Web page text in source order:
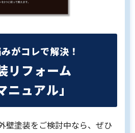
がコレで解決！
リフォーム
ニュアル」
壁塗装をご検討中なら、ぜひ